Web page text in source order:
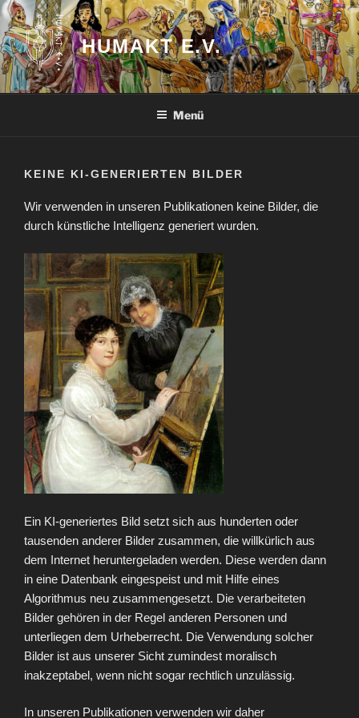
Zum
Inhalt
springen
HUMAKT E.V.
Menü
KEINE KI-GENERIERTEN BILDER
Wir verwenden in unseren Publikationen keine Bilder, die
durch künstliche Intelligenz generiert wurden.
Ein KI-generiertes Bild setzt sich aus hunderten oder
tausenden anderer Bilder zusammen, die willkürlich aus
dem Internet heruntergeladen werden. Diese werden dann
in eine Datenbank eingespeist und mit Hilfe eines
Algorithmus neu zusammengesetzt. Die verarbeiteten
Bilder gehören in der Regel anderen Personen und
unterliegen dem Urheberrecht. Die Verwendung solcher
Bilder ist aus unserer Sicht zumindest moralisch
inakzeptabel, wenn nicht sogar rechtlich unzulässig.
In unseren Publikationen verwenden wir daher